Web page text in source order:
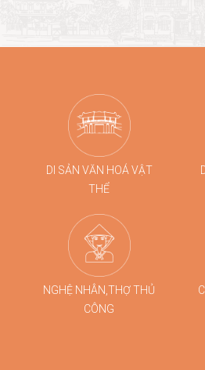
chọn đồng hành cùng các
DI SẢN VĂN HOÁ VẬT
THỂ
NGHỆ NHÂN,THỢ THỦ
CÔNG